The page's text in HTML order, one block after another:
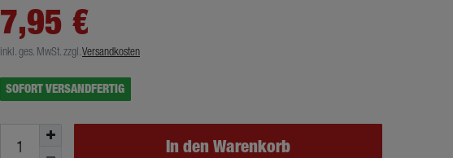
7,95 €
inkl. ges. MwSt.zzgl.Versandkosten
SOFORT VERSANDFERTIG
In den Warenkorb